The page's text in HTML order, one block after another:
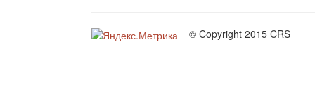
© Copyright 2015 CRS